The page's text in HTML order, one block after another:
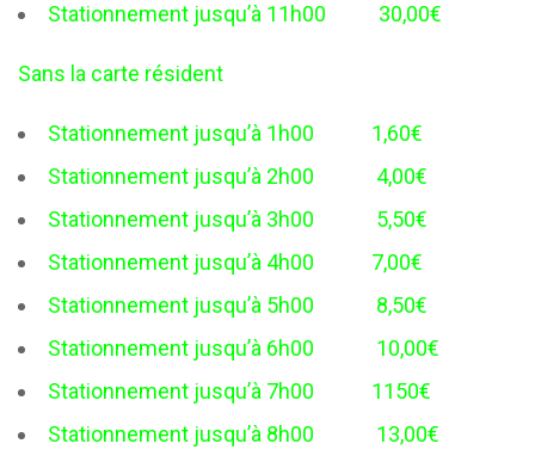
Stationnement jusqu’à 11h00 30,00€
Sans la carte résident
Stationnement jusqu’à 1h00 1,60€
Stationnement jusqu’à 2h00 4,00€
Stationnement jusqu’à 3h00 5,50€
Stationnement jusqu’à 4h00 7,00€
Stationnement jusqu’à 5h00 8,50€
Stationnement jusqu’à 6h00 10,00€
Stationnement jusqu’à 7h00 1150€
Stationnement jusqu’à 8h00 13,00€